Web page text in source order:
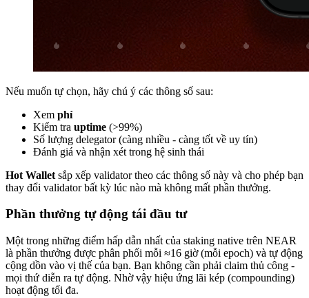
Nếu muốn tự chọn, hãy chú ý các thông số sau:
Xem phí
Kiểm tra uptime (>99%)
Số lượng delegator (càng nhiều - càng tốt về uy tín)
Đánh giá và nhận xét trong hệ sinh thái
Hot Wallet sắp xếp validator theo các thông số này và cho phép bạn
thay đổi validator bất kỳ lúc nào mà không mất phần thưởng.
Phần thưởng tự động tái đầu tư
Một trong những điểm hấp dẫn nhất của staking native trên NEAR
là phần thưởng được phân phối mỗi ≈16 giờ (mỗi epoch) và tự động
cộng dồn vào vị thế của bạn. Bạn không cần phải claim thủ công -
mọi thứ diễn ra tự động. Nhờ vậy hiệu ứng lãi kép (compounding)
hoạt động tối đa.